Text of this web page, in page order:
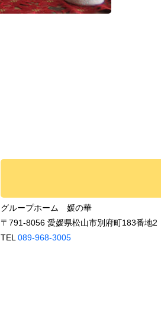
グループホーム 媛の華
〒791-8056 愛媛県松山市別府町183番地2
TEL089-968-3005